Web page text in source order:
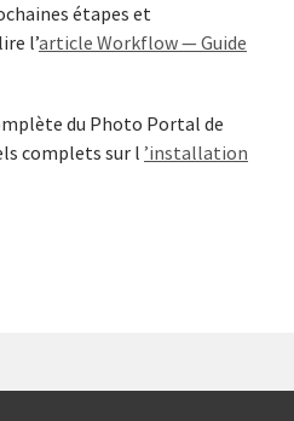
étapes et
l’article Workflow — Guide
du Photo Portal de
complets sur l ’installation